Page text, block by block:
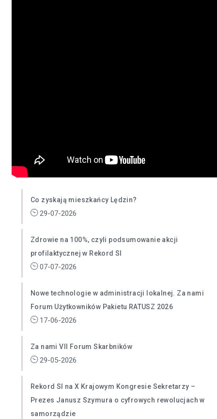
Co zyskają mieszkańcy Lędzin?
29-07-2026
Zdrowie na 100%, czyli podsumowanie akcji
profilaktycznej w Rekord SI
07-07-2026
Nowe technologie w administracji lokalnej. Za nami
Forum Użytkowników Pakietu RATUSZ 2026
17-06-2026
Za nami VII Forum Skarbników
29-05-2026
Rekord SI na X Krajowym Kongresie Sekretarzy –
Prezes Janusz Szymura o cyfrowych rewolucjach w
samorządzie